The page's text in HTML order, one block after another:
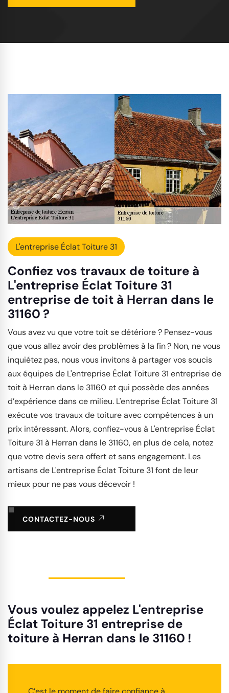
L'entreprise Éclat Toiture 31
Confiez vos travaux de toiture à
L'entreprise Éclat Toiture 31
entreprise de toit à Herran dans le
31160 ?
Vous avez vu que votre toit se détériore ? Pensez-vous
que vous allez avoir des problèmes à la fin ? Non, ne vous
inquiétez pas, nous vous invitons à partager vos soucis
aux équipes de L'entreprise Éclat Toiture 31 entreprise de
toit à Herran dans le 31160 et qui possède des années
d’expérience dans ce milieu. L'entreprise Éclat Toiture 31
exécute vos travaux de toiture avec compétences à un
prix intéressant. Alors, confiez-vous à L'entreprise Éclat
Toiture 31 à Herran dans le 31160, en plus de cela, notez
que votre devis sera offert et sans engagement. Les
artisans de L'entreprise Éclat Toiture 31 font de leur
mieux pour ne pas vous décevoir !
CONTACTEZ-NOUS
Vous voulez appelez L'entreprise
Éclat Toiture 31 entreprise de
toiture à Herran dans le 31160 !